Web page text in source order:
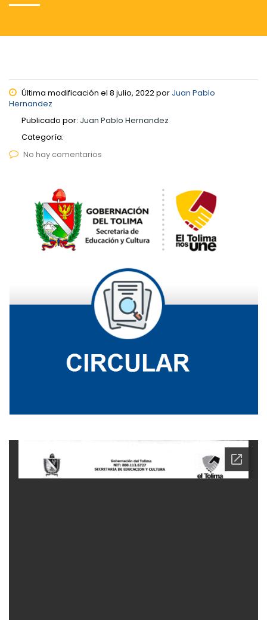
Última modificación el 8 julio, 2022 por Juan Pablo
Hernandez
Publicado por: Juan Pablo Hernandez
Categoría:
No hay comentarios